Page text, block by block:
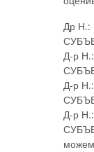
Др Н.:
Д-р
Д-р
Д-р Н.: